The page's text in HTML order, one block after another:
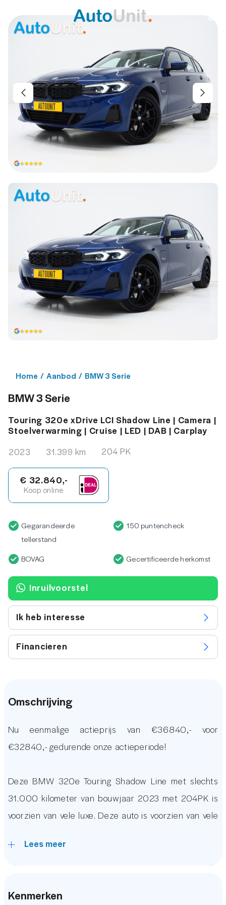
Home / Aanbod / BMW 3 Serie
BMW 3 Serie
Touring 320e xDrive LCI Shadow Line | Camera |
Stoelverwarming | Cruise | LED | DAB | Carplay
2023
31.399 km 204 PK
€ 32.840,-
Koop online
Gegarandeerde
tellerstand
150 puntencheck
BOVAG Gecertificeerde herkomst
Inruilvoorstel
Ik heb interesse
Financieren
Omschrijving
Nu eenmalige actieprijs van €36840,- voor
€32840,- gedurende onze actieperiode!
Deze BMW 320e Touring Shadow Line met slechts
31.000 kilometer van bouwjaar 2023 met 204PK is
voorzien van vele luxe. Deze auto is voorzien van vele
Stoelverwarming, Virtual Display, Cruise Control,
Origineel BMW Audio Navigatiesysteem met Apple
Elektrisch Bedienbare Kofferklep, Keyless Start, DAB
Lees meer
Kenmerken